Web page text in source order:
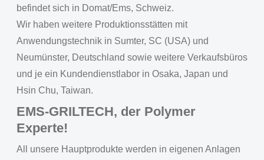
befindet sich in Domat/Ems, Schweiz.
Wir haben weitere Produktionsstätten mit
Anwendungstechnik in Sumter, SC (USA) und
Neumünster, Deutschland sowie weitere Verkaufsbüros
und je ein Kundendienstlabor in Osaka, Japan und
Hsin Chu, Taiwan.
EMS-GRILTECH, der Polymer
Experte!
All unsere Hauptprodukte werden in eigenen Anlagen